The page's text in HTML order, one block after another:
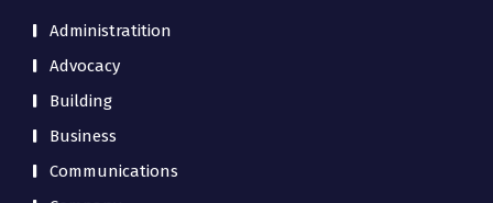
Administratition
Advocacy
Building
Business
Communications